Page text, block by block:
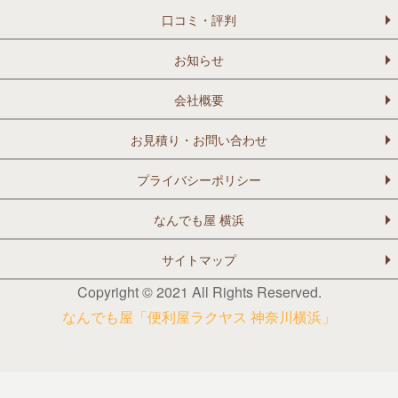
口コミ・評判
お知らせ
会社概要
お見積り・お問い合わせ
プライバシーポリシー
なんでも屋 横浜
サイトマップ
Copyright © 2021 All Rights Reserved.
なんでも屋「便利屋ラクヤス 神奈川横浜」